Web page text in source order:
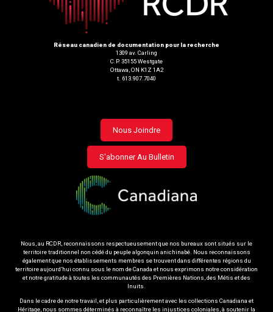
Réseau canadien de documentation pour la recherche
1309 av. Carling
C.P. 35155 Westgate
Ottawa, ON K1Z 1A2
t. 613.907.7040
Footer
menu
Nous Joindre
S'abonner Au Bulletin
Nous, au RCDR, reconnaissons respectueusement que nos bureaux sont situés sur le
territoire traditionnel non cédé du peuple algonquin anichinabé. Nous reconnaissons
également que nos établissements membres se trouvent dans différentes régions du
territoire aujourd’hui connu sous le nom de Canada et nous exprimons notre considération
et notre gratitude à toutes les communautés des Premières Nations, des Métis et des
Inuits.
Dans le cadre de notre travail, et plus particulièrement avec les collections Canadiana et
Héritage, nous sommes déterminés à reconnaître les injustices coloniales, à soutenir la